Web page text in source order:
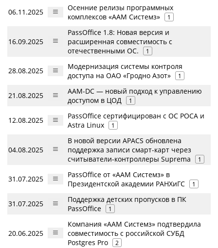
06.11.2025
Осенние релизы программных
комплексов «ААМ Системз»
1
16.09.2025
PassOffice 1.8: Новая версия и
расширенная совместимость с
отечественными ОС.
1
28.08.2025
Модернизация системы контроля
доступа на ОАО «Гродно Азот»
1
21.08.2025
AAM-DC — новый подход к управлению
доступом в ЦОД
1
12.08.2025
PassOffice сертифицирован с ОС РОСА и
Astra Linux
1
04.08.2025
В новой версии APACS обновлена
поддержка записи смарт-карт через
считыватели-контроллеры Suprema
1
31.07.2025
PassOffice от «ААМ Системз» в
Президентской академии РАНХиГС
1
31.07.2025
Поддержка детских пропусков в ПК
PassOffice
1
20.06.2025
Компания «ААМ Системз» подтвердила
совместимость с российской СУБД
Postgres Pro
2